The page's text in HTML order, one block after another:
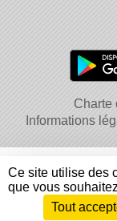
Charte
Informations
Envie de
Ce site utilise des
que vous
Tout